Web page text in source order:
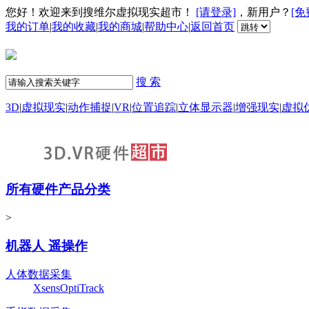
您好！欢迎来到搜维尔虚拟现实超市！ [请登录] ，新用户？ [免
我的订单|我的收藏|我的商城|帮助中心|返回首页
搜 索
3D|虚拟现实|动作捕捉|VR|位置追踪|立体显示器|增强现实|虚拟
所有硬件产品分类
>
机器人 遥操作
人体数据采集
XsensOptiTrack